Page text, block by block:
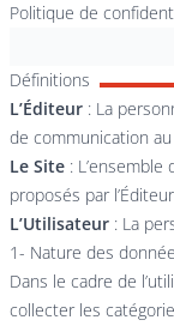
Politique de
Définitions
L’Éditeur : La
de communication
Le Site :
proposés par
L’Utilisateur : La
1- Nature des
Dans le cadre de
collecter les